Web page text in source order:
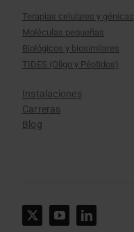
Terapias celulares y génicas
Moléculas pequeñas
Biológicos y biosimilares
TIDES (Oligo y Péptidos)
Instalaciones
Carreras
Blog